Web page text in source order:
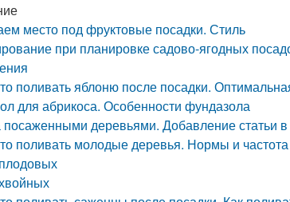
место под фруктовые посадки. Стиль
при планировке садово-ягодных
поливать яблоню после посадки.
для абрикоса. Особенности фундазола
посаженными деревьями. Добавление статьи
поливать молодые деревья. Нормы и